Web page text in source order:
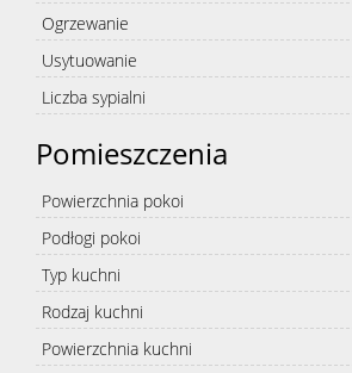
Ogrzewanie
Usytuowanie
Liczba sypialni
Pomieszczenia
Powierzchnia pokoi
Podłogi pokoi
Typ kuchni
Rodzaj kuchni
Powierzchnia kuchni